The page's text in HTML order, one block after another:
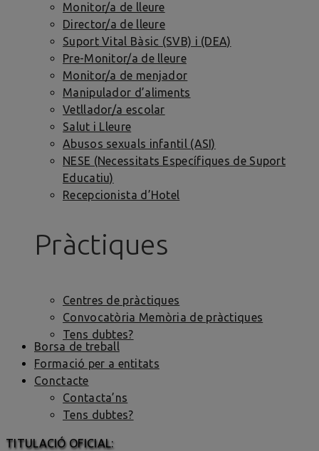
Monitor/a de lleure
Director/a de lleure
Suport Vital Bàsic (SVB) i (DEA)
Pre-Monitor/a de lleure
Monitor/a de menjador
Manipulador d’aliments
Vetllador/a escolar
Salut i Lleure
Abusos sexuals infantil (ASI)
NESE (Necessitats Específiques de Suport
Educatiu)
Recepcionista d’Hotel
Pràctiques
Centres de pràctiques
Convocatòria Memòria de pràctiques
Tens dubtes?
Borsa de treball
Formació per a entitats
Conctacte
Contacta’ns
Tens dubtes?
TITULACIÓ OFICIAL: